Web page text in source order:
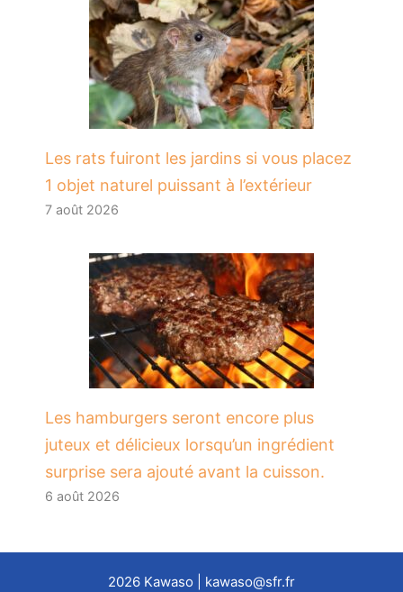
Les rats fuiront les jardins si vous placez
1 objet naturel puissant à l’extérieur
7 août 2026
Les hamburgers seront encore plus
juteux et délicieux lorsqu’un ingrédient
surprise sera ajouté avant la cuisson.
6 août 2026
2026 Kawaso | kawaso@sfr.fr